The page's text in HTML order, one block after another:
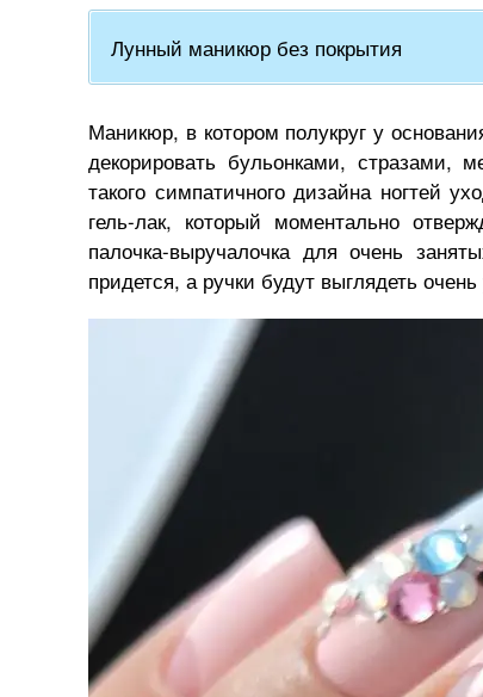
Лунный маникюр без покрытия
Маникюр, в котором полукруг у
декорировать бульонками, стразами,
такого симпатичного дизайна ногтей
гель-лак, который моментально
палочка-выручалочка для очень
придется, а ручки будут выглядеть